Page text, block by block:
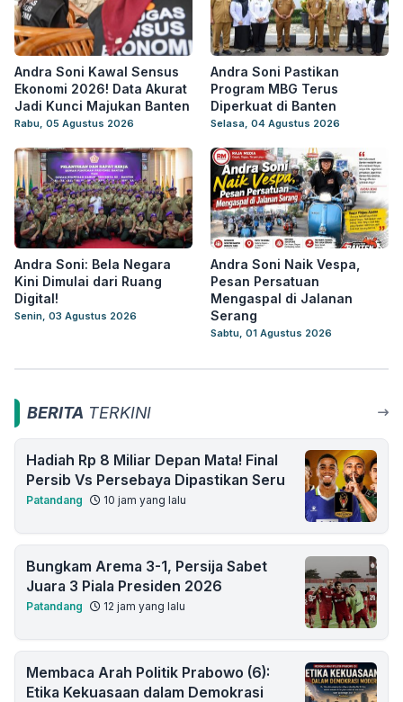
Andra Soni Kawal Sensus
Ekonomi 2026! Data Akurat
Jadi Kunci Majukan Banten
Rabu, 05 Agustus 2026
Andra Soni Pastikan
Program MBG Terus
Diperkuat di Banten
Selasa, 04 Agustus 2026
Andra Soni: Bela Negara
Kini Dimulai dari Ruang
Digital!
Senin, 03 Agustus 2026
Andra Soni Naik Vespa,
Pesan Persatuan
Mengaspal di Jalanan
Serang
Sabtu, 01 Agustus 2026
BERITA TERKINI
Hadiah Rp 8 Miliar Depan Mata! Final
Persib Vs Persebaya Dipastikan Seru
Patandang 10 jam yang lalu
Bungkam Arema 3-1, Persija Sabet
Juara 3 Piala Presiden 2026
Patandang 12 jam yang lalu
Membaca Arah Politik Prabowo (6):
Etika Kekuasaan dalam Demokrasi